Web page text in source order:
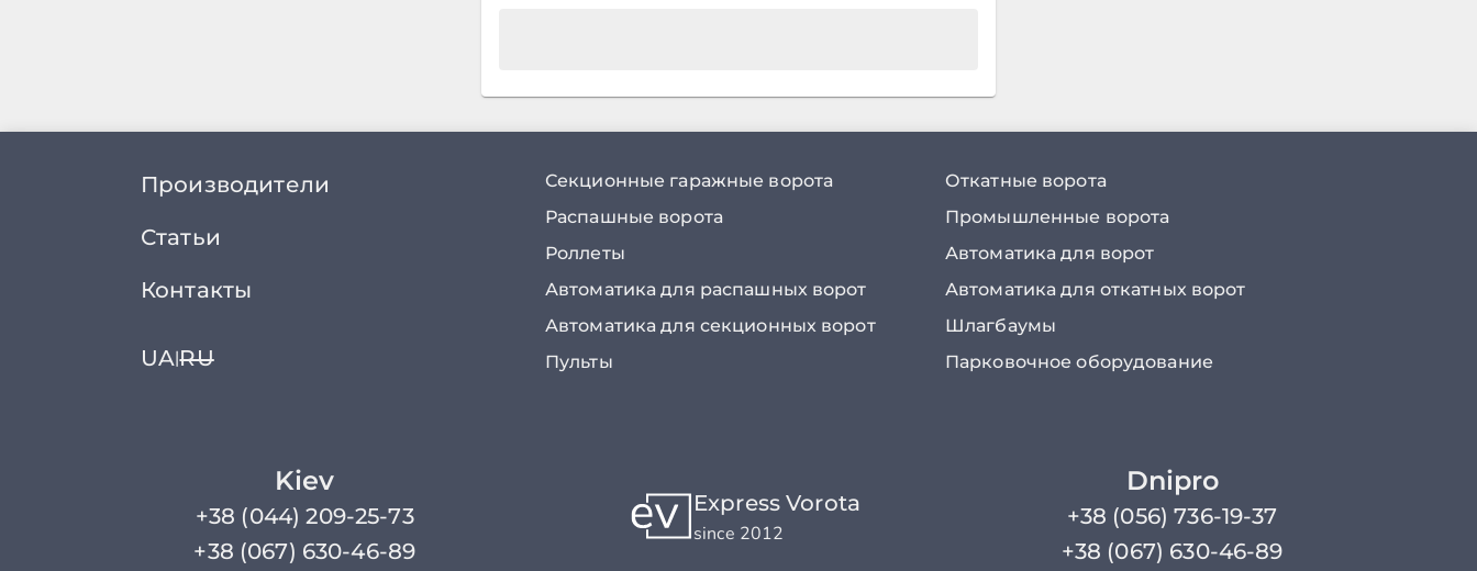
Производители
Статьи
Контакты
UA|RU
Секционные гаражные ворота
Откатные ворота
Распашные ворота
Промышленные ворота
Роллеты
Автоматика для ворот
Автоматика для распашных ворот
Автоматика для откатных ворот
Автоматика для секционных ворот
Шлагбаумы
Пульты
Парковочное оборудование
Kiev
+38 (044) 209-25-73
+38 (067) 630-46-89
Express Vorota
since 2012
Dnipro
+38 (056) 736-19-37
+38 (067) 630-46-89